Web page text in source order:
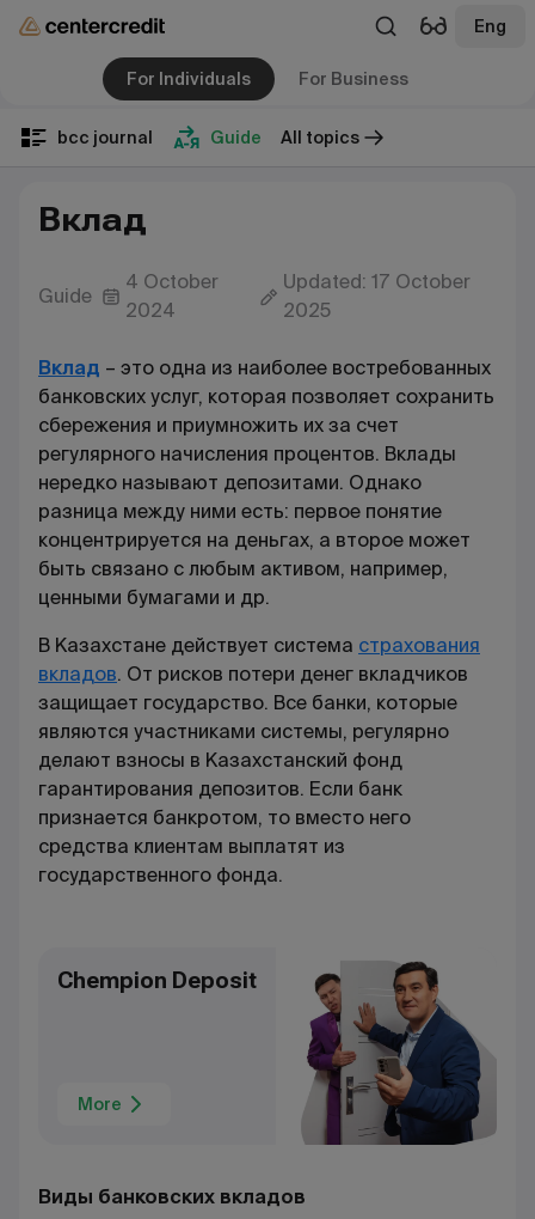
Eng
For Individuals For Business
bcc journal Guide All topics
Вклад
Guide
4 October
2024
Updated: 17 October
2025
Вклад – это одна из наиболее востребованных
банковских услуг, которая позволяет сохранить
сбережения и приумножить их за счет
регулярного начисления процентов. Вклады
нередко называют депозитами. Однако
разница между ними есть: первое понятие
концентрируется на деньгах, а второе может
быть связано с любым активом, например,
ценными бумагами и др.
В Казахстане действует система страхования
вкладов. От рисков потери денег вкладчиков
защищает государство. Все банки, которые
являются участниками системы, регулярно
делают взносы в Казахстанский фонд
гарантирования депозитов. Если банк
признается банкротом, то вместо него
средства клиентам выплатят из
государственного фонда.
Chempion Deposit
More
Виды банковских вкладов